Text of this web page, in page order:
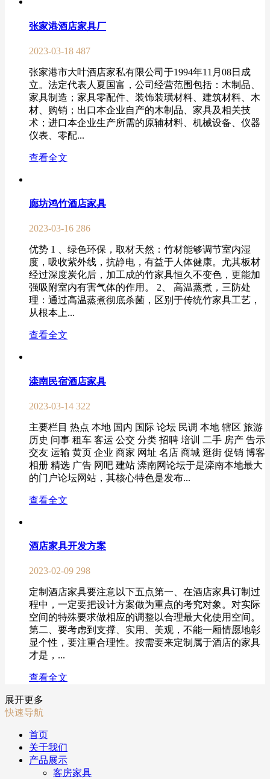
张家港酒店家具厂
2023-03-18 487
张家港市大叶酒店家私有限公司于1994年11月08日成
立。法定代表人夏国富，公司经营范围包括：木制品、
家具制造；家具零配件、装饰装璜材料、建筑材料、木
材、购销；出口本企业自产的木制品、家具及相关技
术；进口本企业生产所需的原辅材料、机械设备、仪器
仪表、零配...
查看全文
廊坊鸿竹酒店家具
2023-03-16 286
优势 1 、绿色环保，取材天然：竹材能够调节室内湿
度，吸收紫外线，抗静电，有益于人体健康。尤其板材
经过深度炭化后，加工成的竹家具恒久不变色，更能加
强吸附室内有害气体的作用。 2、 高温蒸煮，三防处
理：通过高温蒸煮彻底杀菌，区别于传统竹家具工艺，
从根本上...
查看全文
滦南民宿酒店家具
2023-03-14 322
主要栏目 热点 本地 国内 国际 论坛 民调 本地 辖区 旅游
历史 问事 租车 客运 公交 分类 招聘 培训 二手 房产 告示
交友 运输 黄页 企业 商家 网址 名店 商城 逛街 促销 博客
相册 精选 广告 网吧 建站 滦南网论坛于是滦南本地最大
的门户论坛网站，其核心特色是发布...
查看全文
酒店家具开发方案
2023-02-09 298
定制酒店家具要注意以下五点第一、在酒店家具订制过
程中，一定要把设计方案做为重点的考究对象。对实际
空间的特殊要求做相应的调整以合理最大化使用空间。
第二、要考虑到支撑、实用、美观，不能一厢情愿地彰
显个性，要注重合理性。按需要来定制属于酒店的家具
才是，...
查看全文
展开更多
快速导航
首页
关于我们
产品展示
客房家具